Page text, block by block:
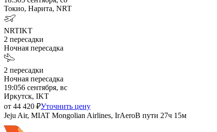
Токио, Нарита, NRT
NRTIKT
2 пересадки
Ночная пересадка
2 пересадки
Ночная пересадка
19:056 сентября, вс
Иркутск, IKT
от 44 420 ₽Уточнить цену
Jeju Air, MIAT Mongolian Airlines, IrAeroВ пути 27ч 15м